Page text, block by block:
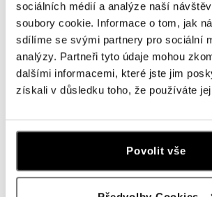
sociálních médií a analýze naší
soubory cookie. Informace o tom, jak
sdílíme se svými partnery pro sociální
analýzy. Partneři tyto údaje mohou
dalšími informacemi, které jste jim
získali v důsledku toho, že používáte
Povolit vše
HALADA OC Avion, Bratislava
Ivanská cesta 16, 821 04 Bratislava
tel.: +421 917 090 372
dnes otvorené do 21:00
Halada OC Aupark, Bratislava
Einsteinova 18, 851 01 Bratislava
tel.: +421 917 090 891
dnes otvorené do 21:00